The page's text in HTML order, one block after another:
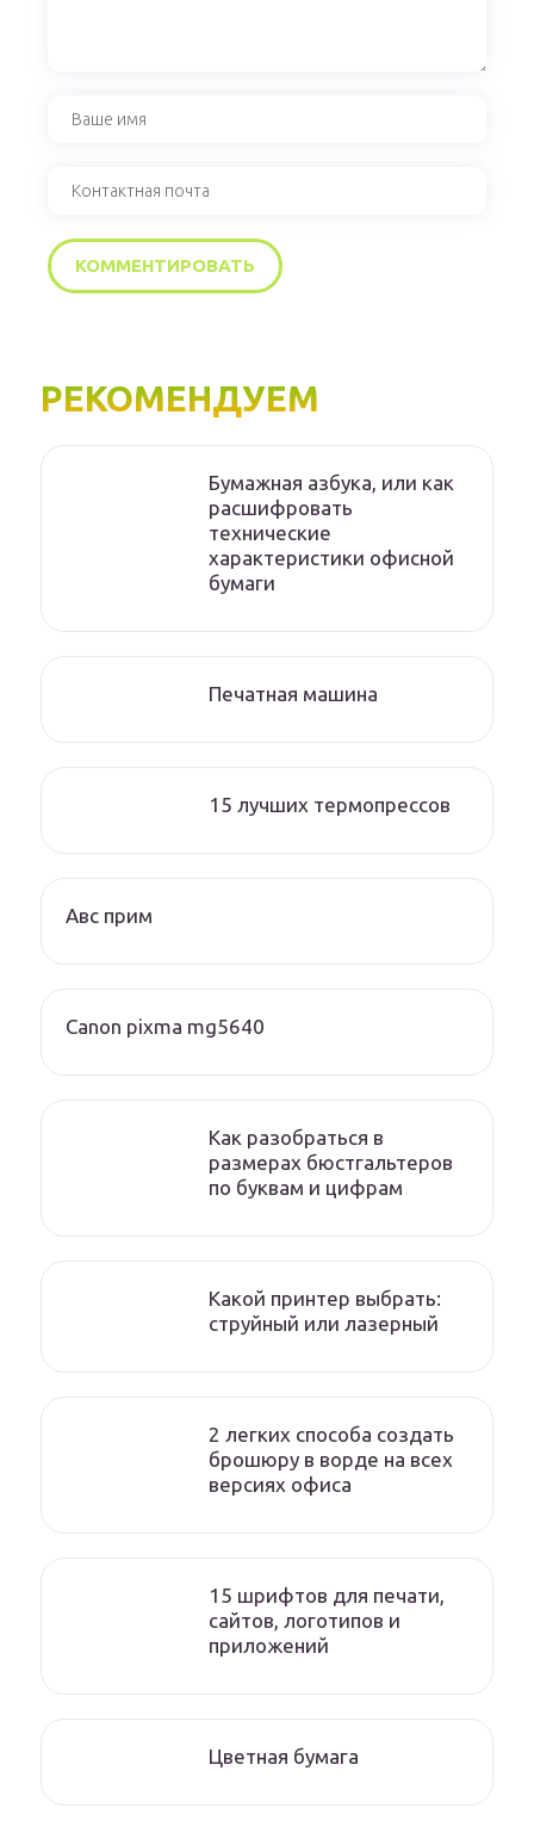
РЕКОМЕНДУЕМ
Бумажная азбука, или как
расшифровать
технические
характеристики офисной
бумаги
Печатная машина
15 лучших термопрессов
Авс прим
Canon pixma mg5640
Как разобраться в
размерах бюстгальтеров
по буквам и цифрам
Какой принтер выбрать:
струйный или лазерный
2 легких способа создать
брошюру в ворде на всех
версиях офиса
15 шрифтов для печати,
сайтов, логотипов и
приложений
Цветная бумага